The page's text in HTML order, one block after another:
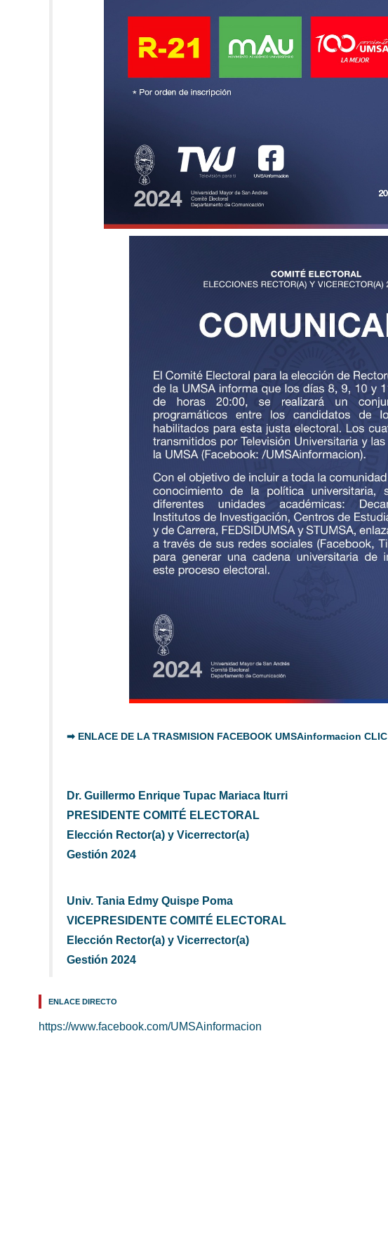
➡ ENLACE DE LA TRASMISION FACEBOOK UMSAinformacion CLIC
Dr. Guillermo Enrique Tupac Mariaca Iturri
PRESIDENTE COMITÉ ELECTORAL
Elección Rector(a) y Vicerrector(a)
Gestión 2024
Univ. Tania Edmy Quispe Poma
VICEPRESIDENTE COMITÉ ELECTORAL
Elección Rector(a) y Vicerrector(a)
Gestión 2024
ENLACE DIRECTO
https://www.facebook.com/UMSAinformacion